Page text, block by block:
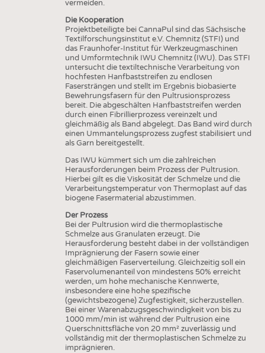
vermeiden.
Die Kooperation
Projektbeteiligte bei CannaPul sind das Sächsische
Textilforschungsinstitut e.V. Chemnitz (STFI) und
das Fraunhofer-Institut für Werkzeugmaschinen
und Umformtechnik IWU Chemnitz (IWU). Das STFI
untersucht die textiltechnische Verarbeitung von
hochfesten Hanfbaststreifen zu endlosen
Fasersträngen und stellt im Ergebnis biobasierte
Bewehrungsfasern für den Pultrusionsprozess
bereit. Die abgeschälten Hanfbaststreifen werden
durch einen Fibrillierprozess vereinzelt und
gleichmäßig als Band abgelegt. Das Band wird durch
einen Ummantelungsprozess zugfest stabilisiert und
als Garn bereitgestellt.
Das IWU kümmert sich um die zahlreichen
Herausforderungen beim Prozess der Pultrusion.
Hierbei gilt es die Viskosität der Schmelze und die
Verarbeitungstemperatur von Thermoplast auf das
biogene Fasermaterial abzustimmen.
Der Prozess
Bei der Pultrusion wird die thermoplastische
Schmelze aus Granulaten erzeugt. Die
Herausforderung besteht dabei in der vollständigen
Imprägnierung der Fasern sowie einer
gleichmäßigen Faserverteilung. Gleichzeitig soll ein
Faservolumenanteil von mindestens 50% erreicht
werden, um hohe mechanische Kennwerte,
insbesondere eine hohe spezifische
(gewichtsbezogene) Zugfestigkeit, sicherzustellen.
Bei einer Warenabzugsgeschwindigkeit von bis zu
1000 mm/min ist während der Pultrusion eine
Querschnittsfläche von 20 mm² zuverlässig und
vollständig mit der thermoplastischen Schmelze zu
imprägnieren.